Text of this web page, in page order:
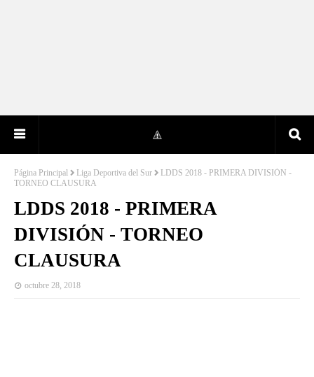
Página Principal Liga Deportiva del Sur
LDDS 2018 - PRIMERA DIVISIÓN -
TORNEO CLAUSURA
LDDS 2018 - PRIMERA
DIVISIÓN - TORNEO
CLAUSURA
octubre 28, 2018